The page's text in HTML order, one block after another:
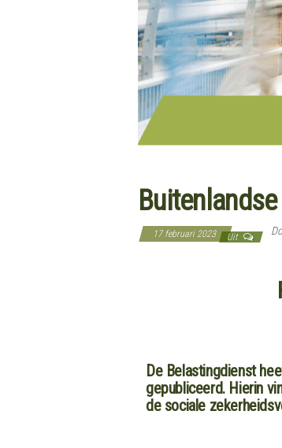
17 februari 2023 Uit
De Belastingdienst
gepubliceerd. Hierin
de sociale